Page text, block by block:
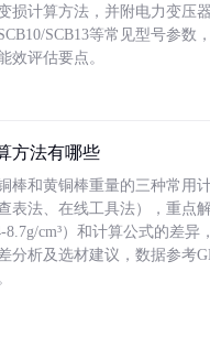
损计算方法，并附电力变压
SCB13等常见型号参数
效评估要点。
方法有哪些
棒和黄铜棒重量的三种常用
表法、在线工具法），重点
cm³）和计算公式的差异
分析及选材建议，数据参考